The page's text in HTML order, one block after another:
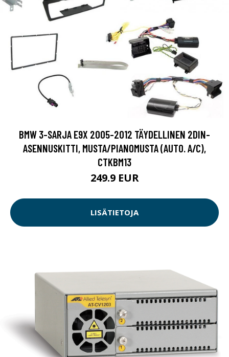
BMW 3-SARJA E9X 2005-2012 TÄYDELLINEN 2DIN-
ASENNUSKITTI, MUSTA/PIANOMUSTA (AUTO. A/C),
CTKBM13
249.9 EUR
LISÄTIETOJA